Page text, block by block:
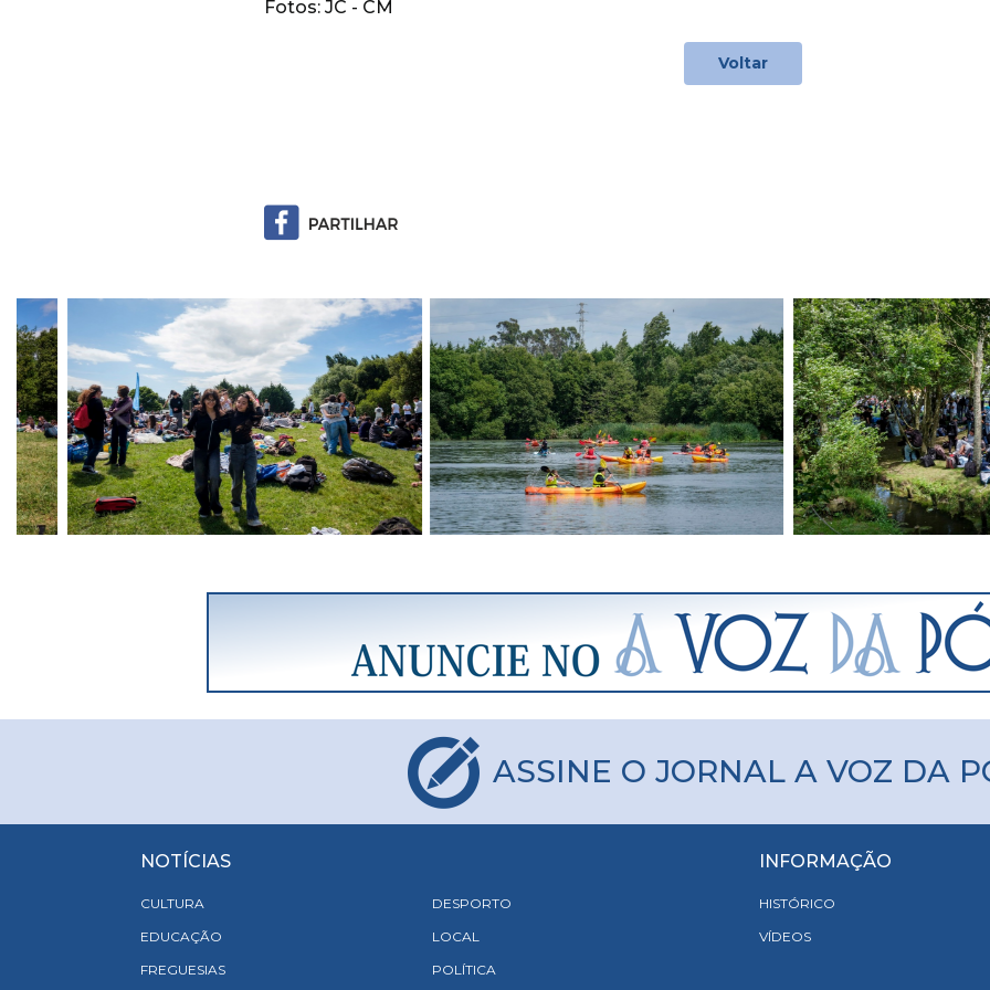
Fotos: JC - CM
Voltar
Previous
ASSINE O JORNAL A VOZ DA
NOTÍCIAS
CULTURA
DESPORTO
EDUCAÇÃO
LOCAL
FREGUESIAS
POLÍTICA
INFORMAÇÃO
HISTÓRICO
VÍDEOS